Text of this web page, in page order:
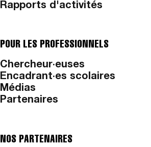
Rapports d'activités
POUR LES PROFESSIONNELS
Chercheur·euses
Encadrant·es scolaires
Médias
Partenaires
NOS PARTENAIRES